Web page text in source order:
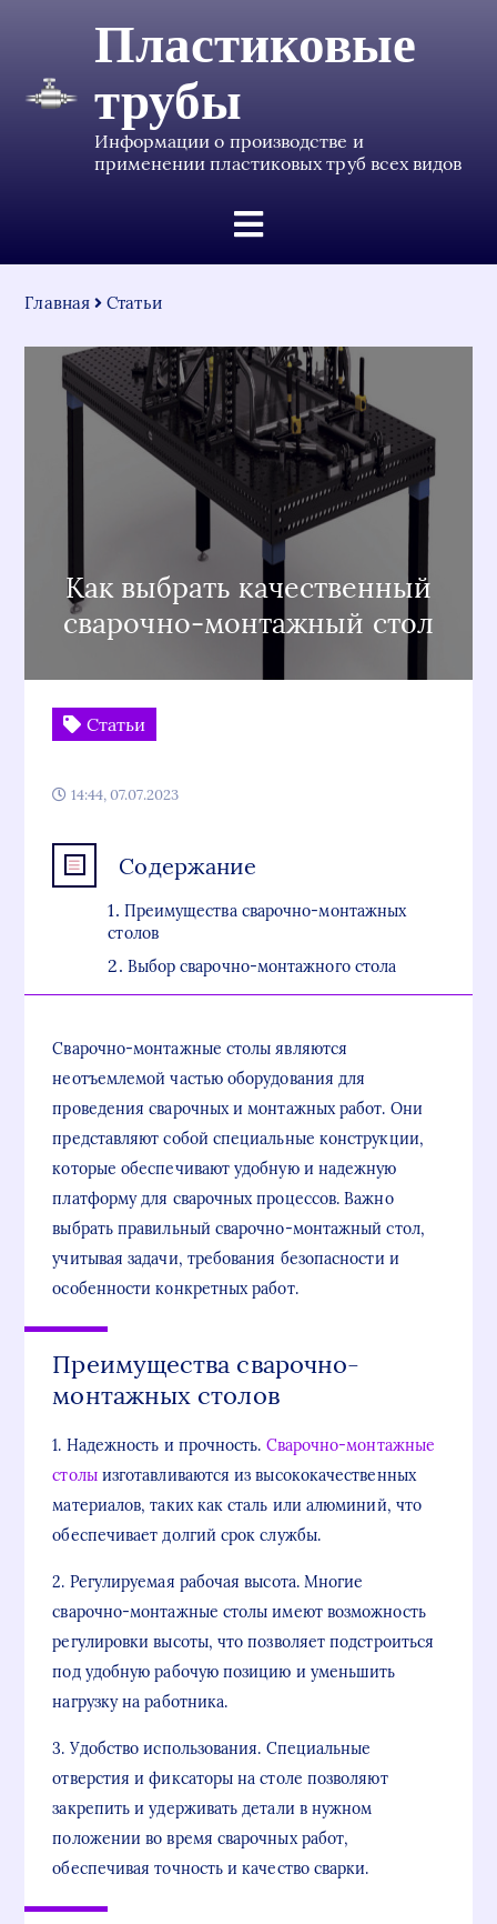
Пластиковые
трубы
Информации о производстве и
применении пластиковых труб всех видов
Главная Статьи
Как выбрать качественный
сварочно-монтажный стол
Статьи
14:44, 07.07.2023
Содержание
Преимущества сварочно-монтажных
столов
Выбор сварочно-монтажного стола
Сварочно-монтажные столы являются
неотъемлемой частью оборудования для
проведения сварочных и монтажных работ. Они
представляют собой специальные конструкции,
которые обеспечивают удобную и надежную
платформу для сварочных процессов. Важно
выбрать правильный сварочно-монтажный стол,
учитывая задачи, требования безопасности и
особенности конкретных работ.
Преимущества сварочно-
монтажных столов
1. Надежность и прочность. Сварочно-монтажные
столыизготавливаются из высококачественных
материалов, таких как сталь или алюминий, что
обеспечивает долгий срок службы.
2. Регулируемая рабочая высота. Многие
сварочно-монтажные столы имеют возможность
регулировки высоты, что позволяет подстроиться
под удобную рабочую позицию и уменьшить
нагрузку на работника.
3. Удобство использования. Специальные
отверстия и фиксаторы на столе позволяют
закрепить и удерживать детали в нужном
положении во время сварочных работ,
обеспечивая точность и качество сварки.